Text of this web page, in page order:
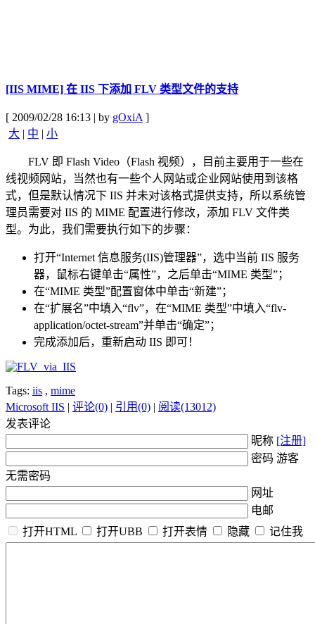
[IIS MIME] 在 IIS 下添加 FLV 类型文件的支持
[ 2009/02/28 16:13 | by gOxiA]
大 | 中 | 小
FLV 即 Flash Video（Flash 视频），目前主要用于一些在
线视频网站，当然也有一些个人网站或企业网站使用到该格
式，但是默认情况下 IIS 并未对该格式提供支持，所以系统管
理员需要对 IIS 的 MIME 配置进行修改，添加 FLV 文件类
型。为此，我们需要执行如下的步骤：
打开“Internet 信息服务(IIS)管理器”，选中当前 IIS 服务
器，鼠标右键单击“属性”，之后单击“MIME 类型”；
在“MIME 类型”配置窗体中单击“新建”；
在“扩展名”中填入“flv”，在“MIME 类型”中填入“flv-
application/octet-stream”并单击“确定”；
完成添加后，重新启动 IIS 即可！
Tags: iis , mime
Microsoft IIS | 评论(0) | 引用(0) | 阅读(13012)
发表评论
昵称 [注册]
密码 游客
无需密码
网址
电邮
打开HTML
打开UBB 打开表情 隐藏 记住我